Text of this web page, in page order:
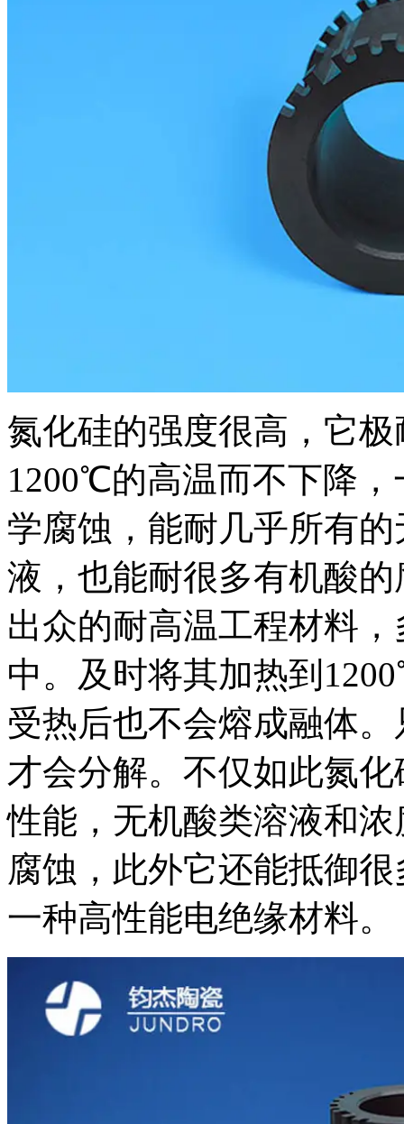
氮化硅的强度很高，它
1200℃的高温而不下降
学腐蚀，能耐几乎所有
液，也能耐很多有机酸
出众的耐高温工程材料
中。及时将其加热到
受热后也不会熔成融体
才会分解。不仅如此氮
性能，无机酸类溶液和
腐蚀，此外它还能抵御
一种高性能电绝缘材料。